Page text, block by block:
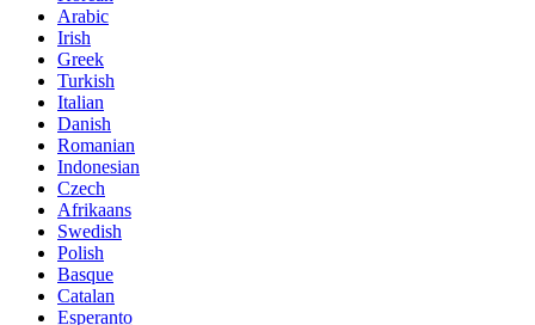
Arabic
Irish
Greek
Turkish
Italian
Danish
Romanian
Indonesian
Czech
Afrikaans
Swedish
Polish
Basque
Catalan
Esperanto